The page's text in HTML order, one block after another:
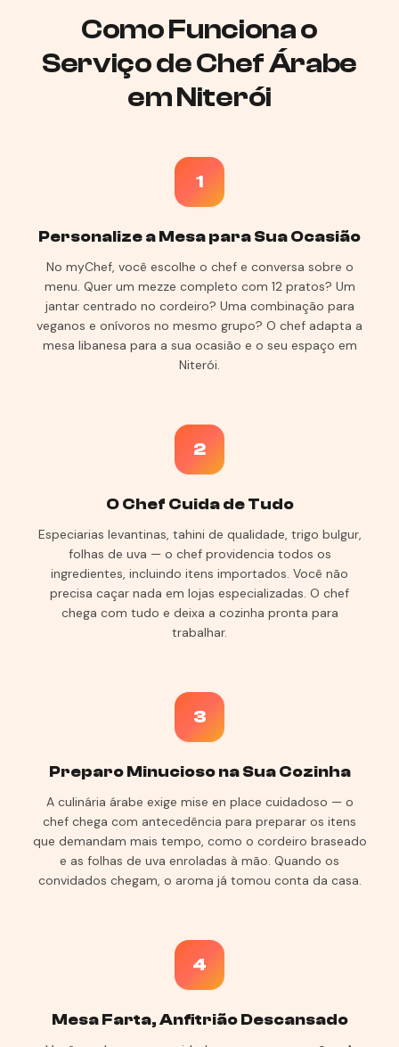
Como Funciona o
Serviço de Chef Árabe
em Niterói
1
Personalize a Mesa para Sua Ocasião
No myChef, você escolhe o chef e conversa sobre o
menu. Quer um mezze completo com 12 pratos? Um
jantar centrado no cordeiro? Uma combinação para
veganos e onívoros no mesmo grupo? O chef adapta a
mesa libanesa para a sua ocasião e o seu espaço em
Niterói.
2
O Chef Cuida de Tudo
Especiarias levantinas, tahini de qualidade, trigo bulgur,
folhas de uva — o chef providencia todos os
ingredientes, incluindo itens importados. Você não
precisa caçar nada em lojas especializadas. O chef
chega com tudo e deixa a cozinha pronta para
trabalhar.
3
Preparo Minucioso na Sua Cozinha
A culinária árabe exige mise en place cuidadoso — o
chef chega com antecedência para preparar os itens
que demandam mais tempo, como o cordeiro braseado
e as folhas de uva enroladas à mão. Quando os
convidados chegam, o aroma já tomou conta da casa.
4
Mesa Farta, Anfitrião Descansado